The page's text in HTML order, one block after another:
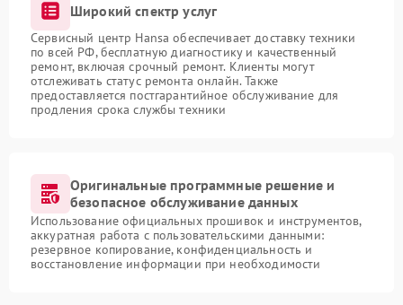
Широкий спектр услуг
Сервисный центр Hansa обеспечивает доставку техники
по всей РФ, бесплатную диагностику и качественный
ремонт, включая срочный ремонт. Клиенты могут
отслеживать статус ремонта онлайн. Также
предоставляется постгарантийное обслуживание для
продления срока службы техники
Оригинальные программные решение и
безопасное обслуживание данных
Использование официальных прошивок и инструментов,
аккуратная работа с пользовательскими данными:
резервное копирование, конфиденциальность и
восстановление информации при необходимости